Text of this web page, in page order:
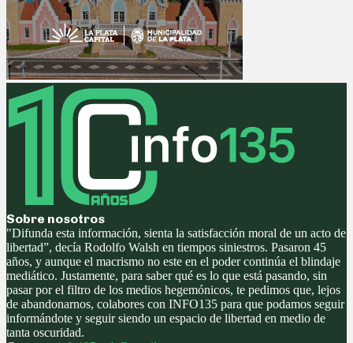
Sobre nosotros
"Difunda esta información, sienta la satisfacción moral de un acto de
libertad”, decía Rodolfo Walsh en tiempos siniestros. Pasaron 45
años, y aunque el macrismo no este en el poder continúa el blindaje
mediático. Justamente, para saber qué es lo que está pasando, sin
pasar por el filtro de los medios hegemónicos, te pedimos que, lejos
de abandonarnos, colabores con INFO135 para que podamos seguir
informándote y seguir siendo un espacio de libertad en medio de
tanta oscuridad.